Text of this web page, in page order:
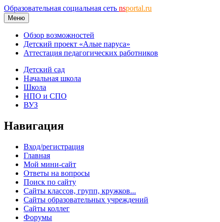
Образовательная социальная сеть nsportal.ru
Меню
Обзор возможностей
Детский проект «Алые паруса»
Аттестация педагогических работников
Детский сад
Начальная школа
Школа
НПО и СПО
ВУЗ
Навигация
Вход/регистрация
Главная
Мой мини-сайт
Ответы на вопросы
Поиск по сайту
Сайты классов, групп, кружков...
Сайты образовательных учреждений
Сайты коллег
Форумы